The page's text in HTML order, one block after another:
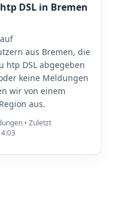
DSL in Bremen
aus Bremen, die
htp DSL abgegeben
keine Meldungen
wir von einem
aus.
• Zuletzt